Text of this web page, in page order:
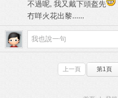
不過呢, 我又戴下頭盔先
冇咩火花出黎......
上一頁 第1頁